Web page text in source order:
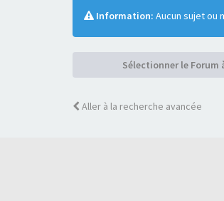
Information: Aucun sujet ou
Sélectionner le Forum
Aller à la recherche avancée